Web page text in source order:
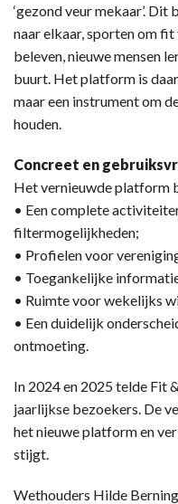
‘gezond veur mekaar’.
naar elkaar, sporten om
beleven, nieuwe mensen
buurt. Het platform is
maar een instrument om
houden.
Concreet en
Het vernieuwde platform
• Een complete
filtermogelijkheden;
• Profielen voor
• Toegankelijke
• Ruimte voor wekelijks
• Een duidelijk
ontmoeting.
In 2024 en 2025 telde Fit
jaarlijkse bezoekers. De
het nieuwe platform en
stijgt.
Wethouders Hilde